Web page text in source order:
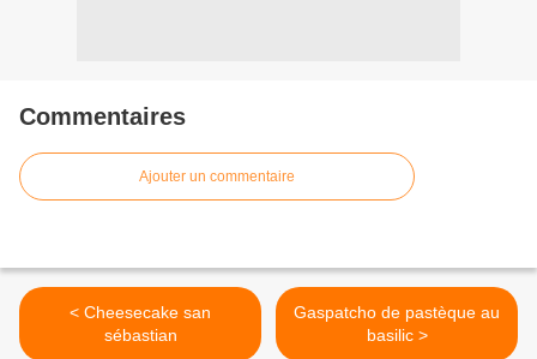
Commentaires
Ajouter un commentaire
< Cheesecake san
sébastian
Gaspatcho de pastèque au
basilic >